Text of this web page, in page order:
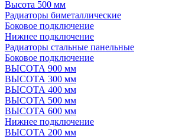
Высота 500 мм
Радиаторы биметаллические
Боковое подключение
Нижнее подключение
Радиаторы стальные панельные
Боковое подключение
ВЫСОТА 900 мм
ВЫСОТА 300 мм
ВЫСОТА 400 мм
ВЫСОТА 500 мм
ВЫСОТА 600 мм
Нижнее подключение
ВЫСОТА 200 мм